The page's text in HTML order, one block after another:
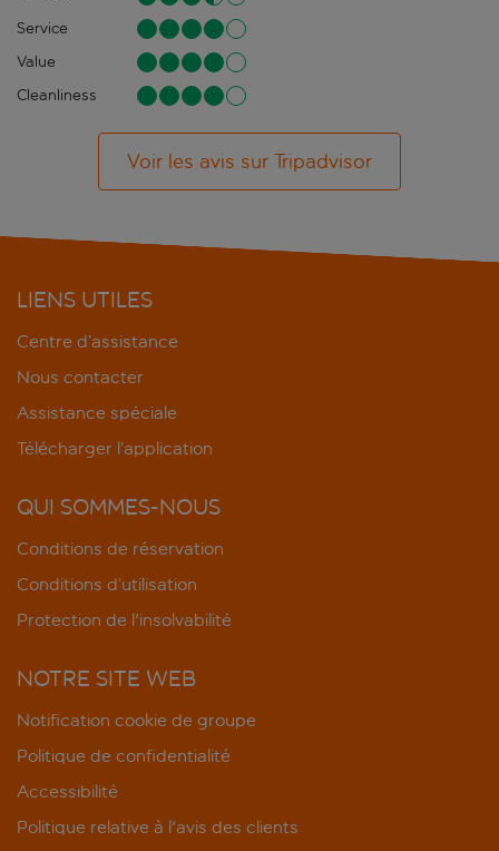
Service
Value
Cleanliness
Voir les avis sur Tripadvisor
LIENS UTILES
Centre d’assistance
Nous contacter
Assistance spéciale
Télécharger l’application
QUI SOMMES-NOUS
Conditions de réservation
Conditions d’utilisation
Protection de l'insolvabilité
NOTRE SITE WEB
Notification cookie de groupe
Politique de confidentialité
Accessibilité
Politique relative à l'avis des clients